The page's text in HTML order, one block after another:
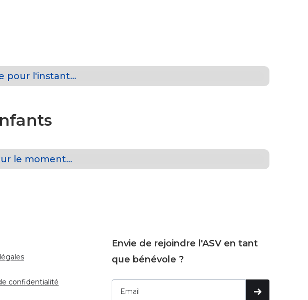
pour l'instant...
le moment...
confidentialité
Envie de rejoindre l'ASV en tant
que bénévole ?